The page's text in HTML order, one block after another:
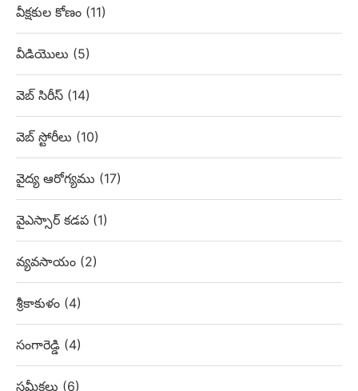
వీక్షకుల కోణం (11)
వీడియొలు (5)
వెబ్‌ సిరీస్ (14)
వెబ్ స్టోరీలు (10)
వైద్య ఆరోగ్యము (17)
వైఎస్సార్ కడప (1)
వ్యవసాయం (2)
శ్రీకాకుళం (4)
సంగారెడ్డి (4)
సమీక్షలు (6)